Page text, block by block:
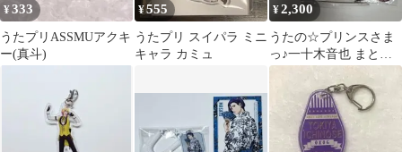
¥333
うたプリASSMUアクキ
ー(真斗)
¥555
うたプリ スイパラ ミニ
キャラ カミュ
¥2,300
うたの☆プリンスさま
っ♪一十木音也 まとめ
セット！7点